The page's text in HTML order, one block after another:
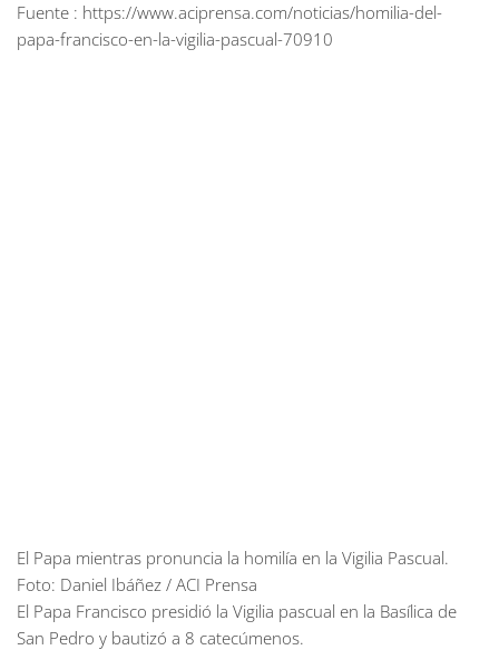
Fuente : https://www.aciprensa.com/noticias/homilia-del-
papa-francisco-en-la-vigilia-pascual-70910
El Papa mientras pronuncia la homilía en la Vigilia Pascual.
Foto: Daniel Ibáñez / ACI Prensa
El Papa Francisco presidió la Vigilia pascual en la Basílica de
San Pedro y bautizó a 8 catecúmenos.